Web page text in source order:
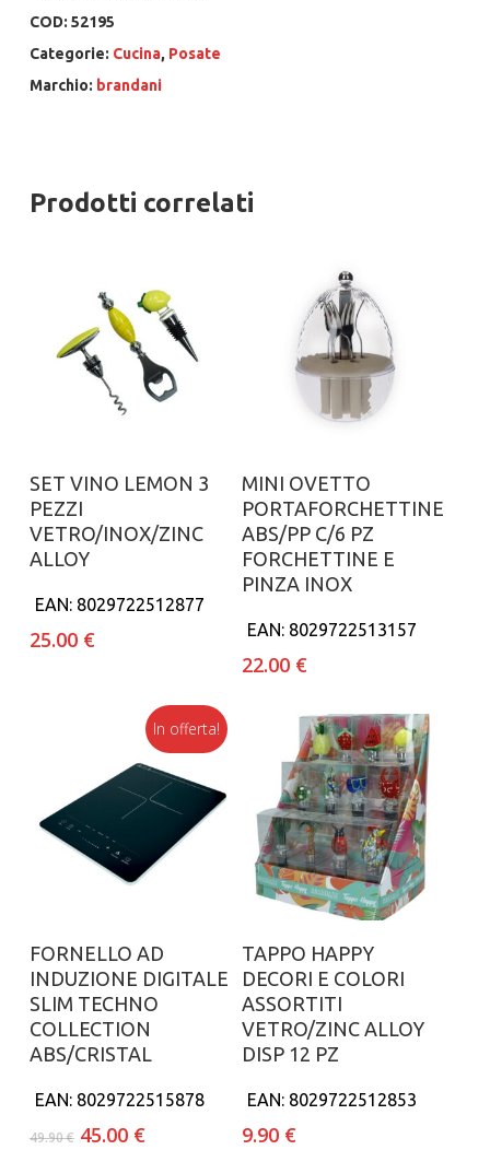
COD: 52195
Categorie: Cucina, Posate
Marchio: brandani
Prodotti correlati
Aggiungi al carrello
SET VINO LEMON 3
PEZZI
VETRO/INOX/ZINC
ALLOY
EAN: 8029722512877
25.00 €
Aggiungi al carrello
MINI OVETTO
PORTAFORCHETTINE
ABS/PP C/6 PZ
FORCHETTINE E
PINZA INOX
EAN: 8029722513157
22.00 €
In offerta!
Aggiungi al carrello
FORNELLO AD
INDUZIONE DIGITALE
SLIM TECHNO
COLLECTION
ABS/CRISTAL
EAN: 8029722515878
49.90€ Il
45.00 €Il
Aggiungi al carrello
TAPPO HAPPY
DECORI E COLORI
ASSORTITI
VETRO/ZINC ALLOY
DISP 12 PZ
EAN: 8029722512853
9.90 €